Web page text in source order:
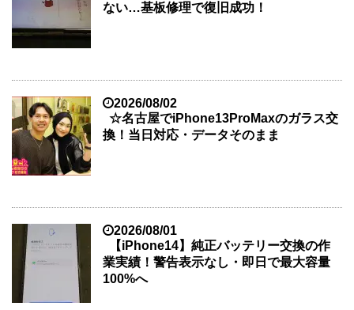
ない…基板修理で復旧成功！
2026/08/02
☆名古屋でiPhone13ProMaxのガラス交
換！当日対応・データそのまま
2026/08/01
【iPhone14】純正バッテリー交換の作
業実績！警告表示なし・即日で最大容量
100%へ